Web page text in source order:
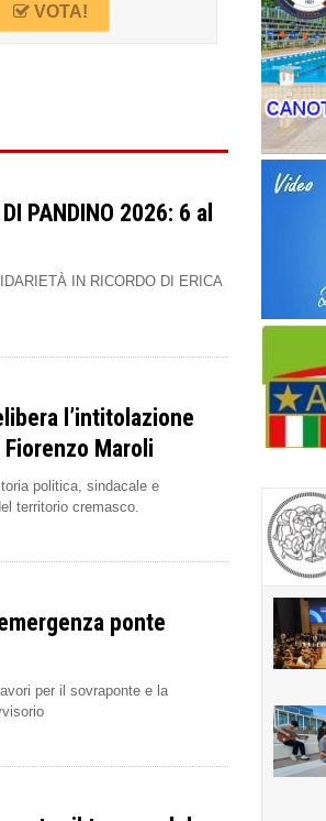
VOTA!
PANDINO 2026: 6 al
IN RICORDO DI ERICA
l’intitolazione
Maroli
politica, sindacale e
territorio cremasco.
ponte
per il sovraponte e la